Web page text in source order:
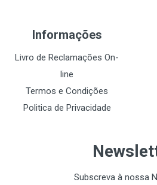
Informações
Livro de Reclamações On-
line
Termos e Condições
Politica de Privacidade
Subscreva à nossa